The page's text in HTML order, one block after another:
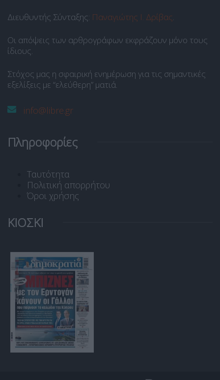
Διευθυντής Σύνταξης: Παναγιώτης Ι. Δρίβας.
Οι απόψεις των αρθρογράφων εκφράζουν μόνο τους
ίδιους.
Στόχος μας η σφαιρική ενημέρωση για τις σημαντικές
εξελίξεις με “ελεύθερη” ματιά.
info@libre.gr
Πληροφορίες
Ταυτότητα
Πολιτική απορρήτου
Όροι χρήσης
ΚΙΟΣΚΙ